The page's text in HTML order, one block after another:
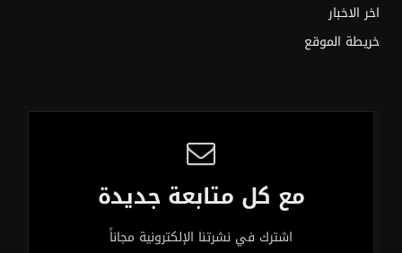
اخر الاخبار
خريطة الموقع
مع كل متابعة جديدة
اشترك في نشرتنا الإلكترونية مجاناً